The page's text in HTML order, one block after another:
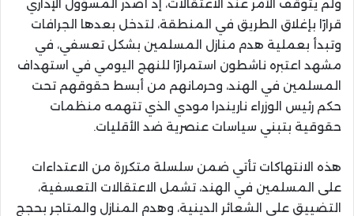
ولم يتوقف الأمر عند الاعتقالات، إذ أصدر المسؤول الإداري
قرارًا بإغلاق الطريق في المنطقة، لتدخل بعدها الجرافات
وتبدأ بعملية هدم منازل المسلمين بشكل تعسفي، في
مشهد اعتبره ناشطون استمرارًا للنهج اليومي في استهداف
المسلمين في الهند، وحرمانهم من أبسط حقوقهم تحت
حكم رئيس الوزراء ناريندرا مودي الذي تتهمه منظمات
حقوقية بتبني سياسات عنصرية ضد الأقليات.
هذه الانتهاكات تأتي ضمن سلسلة متكررة من الاعتداءات
على المسلمين في الهند، تشمل الاعتقالات التعسفية،
التضييق على الشعائر الدينية، وهدم المنازل والمتاجر بحجج